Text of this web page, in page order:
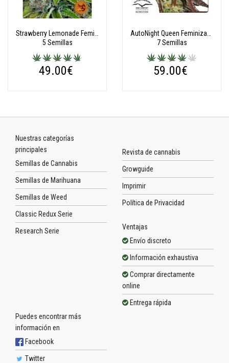
5 Semillas
49.00€
7 Semillas
59.00€
Nuestras categorías
principales
Semillas de Cannabis
Semillas de Marihuana
Semillas de Weed
Classic Redux Serie
Research Serie
Revista de cannabis
Growguide
Imprimir
Política de Privacidad
Ventajas
Envío discreto
Información exhaustiva
Comprar directamente
online
Entrega rápida
Puedes encontrar más
información en
Facebook
Twitter